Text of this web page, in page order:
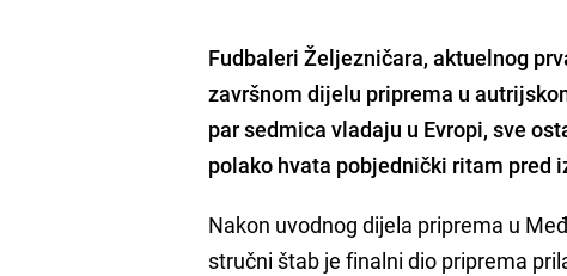
Fudbaleri Željezničara, aktuelnog
završnom dijelu priprema u
par sedmica vladaju u Evropi, sve
polako hvata pobjednički ritam pred
Nakon uvodnog dijela priprema u
stručni štab je finalni dio priprema